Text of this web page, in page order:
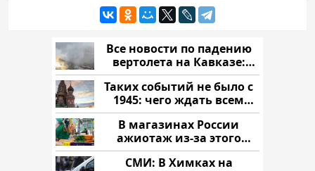
Все новости по падению
вертолета на Кавказе:
читать здесь
Таких событий не было с
1945: чего ждать всем
нам?
В магазинах России
ажиотаж из-за этого
продукта: что купить?
СМИ: В Химках на